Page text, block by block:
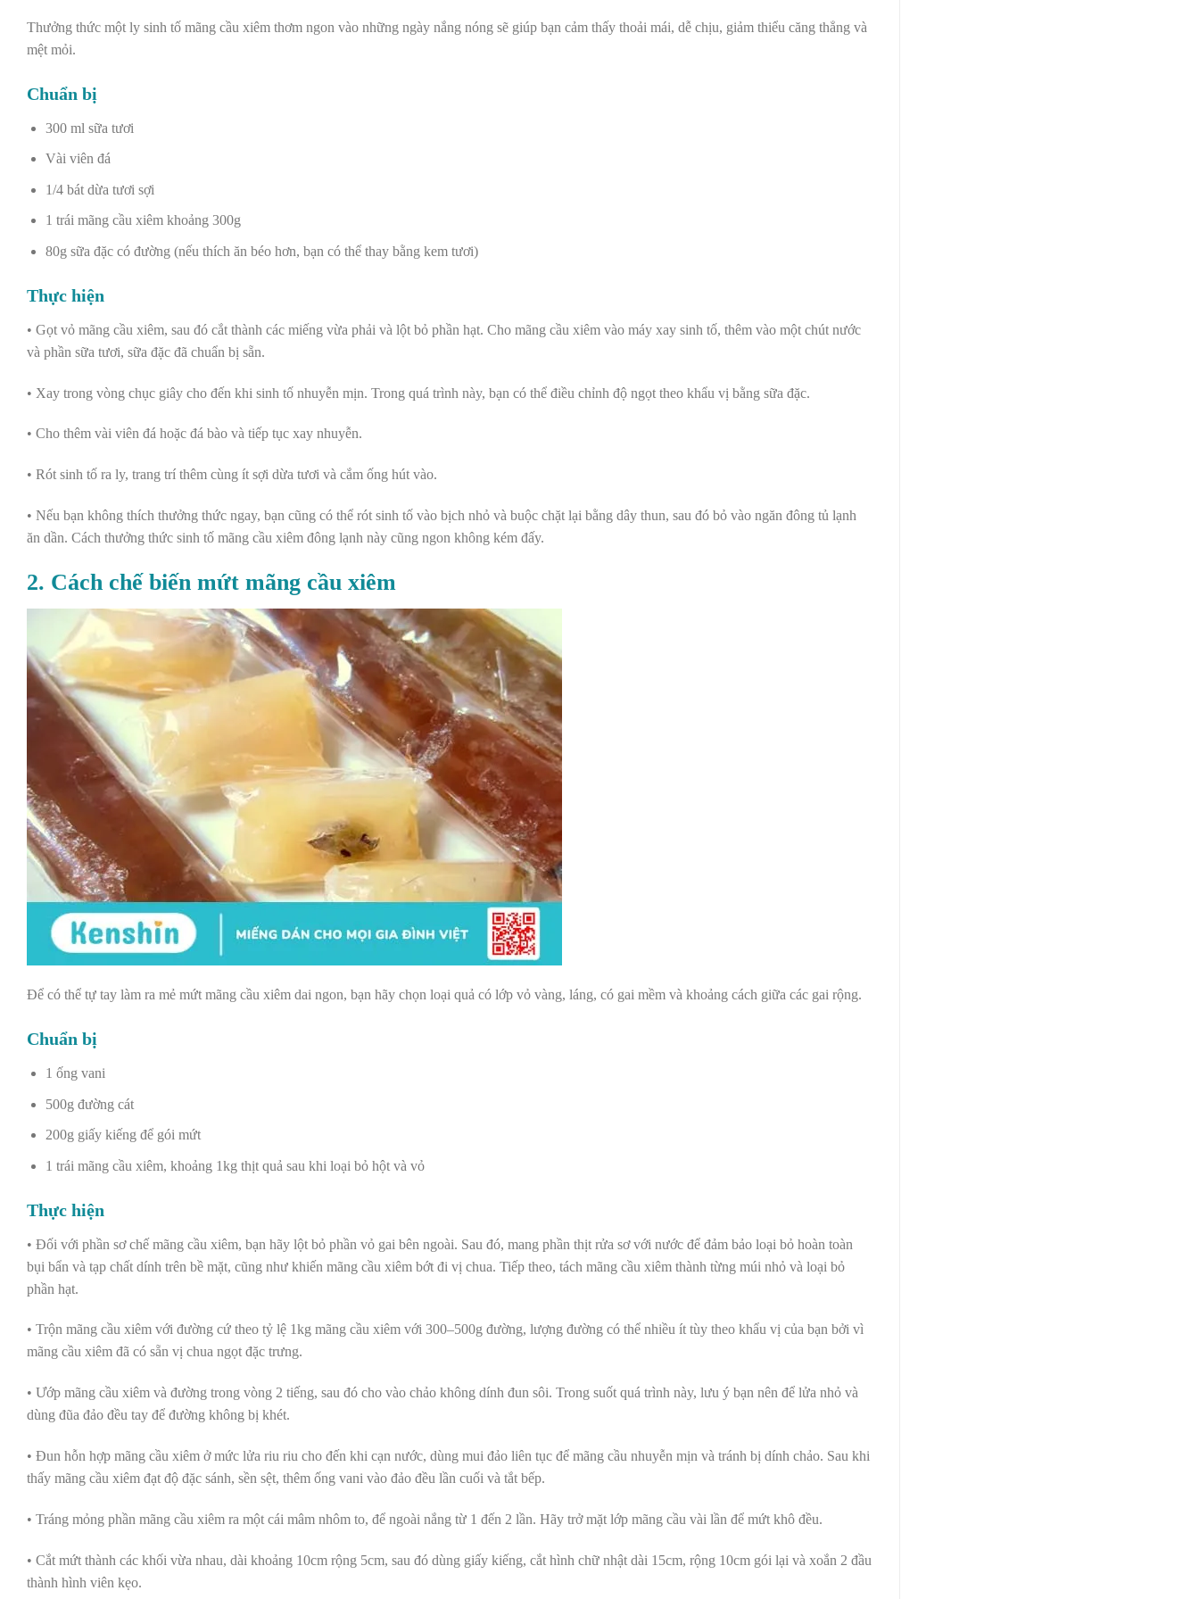
Thưởng thức một ly sinh tố mãng cầu xiêm thơm ngon vào những ngày nắng nóng sẽ giúp bạn cảm thấy thoải mái, dễ chịu, giảm thiểu căng thẳng và
mệt mỏi.
Chuẩn bị
300 ml sữa tươi
Vài viên đá
1/4 bát dừa tươi sợi
1 trái mãng cầu xiêm khoảng 300g
80g sữa đặc có đường (nếu thích ăn béo hơn, bạn có thể thay bằng kem tươi)
Thực hiện
• Gọt vỏ mãng cầu xiêm, sau đó cắt thành các miếng vừa phải và lột bỏ phần hạt. Cho mãng cầu xiêm vào máy xay sinh tố, thêm vào một chút nước
và phần sữa tươi, sữa đặc đã chuẩn bị sẵn.
• Xay trong vòng chục giây cho đến khi sinh tố nhuyễn mịn. Trong quá trình này, bạn có thể điều chỉnh độ ngọt theo khẩu vị bằng sữa đặc.
• Cho thêm vài viên đá hoặc đá bào và tiếp tục xay nhuyễn.
• Rót sinh tố ra ly, trang trí thêm cùng ít sợi dừa tươi và cắm ống hút vào.
• Nếu bạn không thích thưởng thức ngay, bạn cũng có thể rót sinh tố vào bịch nhỏ và buộc chặt lại bằng dây thun, sau đó bỏ vào ngăn đông tủ lạnh
ăn dần. Cách thưởng thức sinh tố mãng cầu xiêm đông lạnh này cũng ngon không kém đấy.
2. Cách chế biến mứt mãng cầu xiêm
Để có thể tự tay làm ra mẻ mứt mãng cầu xiêm dai ngon, bạn hãy chọn loại quả có lớp vỏ vàng, láng, có gai mềm và khoảng cách giữa các gai rộng.
Chuẩn bị
1 ống vani
500g đường cát
200g giấy kiếng để gói mứt
1 trái mãng cầu xiêm, khoảng 1kg thịt quả sau khi loại bỏ hột và vỏ
Thực hiện
• Đối với phần sơ chế mãng cầu xiêm, bạn hãy lột bỏ phần vỏ gai bên ngoài. Sau đó, mang phần thịt rửa sơ với nước để đảm bảo loại bỏ hoàn toàn
bụi bẩn và tạp chất dính trên bề mặt, cũng như khiến mãng cầu xiêm bớt đi vị chua. Tiếp theo, tách mãng cầu xiêm thành từng múi nhỏ và loại bỏ
phần hạt.
• Trộn mãng cầu xiêm với đường cứ theo tỷ lệ 1kg mãng cầu xiêm với 300–500g đường, lượng đường có thể nhiều ít tùy theo khẩu vị của bạn bởi vì
mãng cầu xiêm đã có sẵn vị chua ngọt đặc trưng.
• Ướp mãng cầu xiêm và đường trong vòng 2 tiếng, sau đó cho vào chảo không dính đun sôi. Trong suốt quá trình này, lưu ý bạn nên để lửa nhỏ và
dùng đũa đảo đều tay để đường không bị khét.
• Đun hỗn hợp mãng cầu xiêm ở mức lửa riu riu cho đến khi cạn nước, dùng mui đảo liên tục để mãng cầu nhuyễn mịn và tránh bị dính chảo. Sau khi
thấy mãng cầu xiêm đạt độ đặc sánh, sền sệt, thêm ống vani vào đảo đều lần cuối và tắt bếp.
• Tráng mỏng phần mãng cầu xiêm ra một cái mâm nhôm to, để ngoài nắng từ 1 đến 2 lần. Hãy trở mặt lớp mãng cầu vài lần để mứt khô đều.
• Cắt mứt thành các khối vừa nhau, dài khoảng 10cm rộng 5cm, sau đó dùng giấy kiếng, cắt hình chữ nhật dài 15cm, rộng 10cm gói lại và xoắn 2 đầu
thành hình viên kẹo.